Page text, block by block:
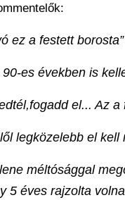
ez a festett borosta”
90-es években is
el... Az
legközelebb el
méltósággal
5 éves rajzolta